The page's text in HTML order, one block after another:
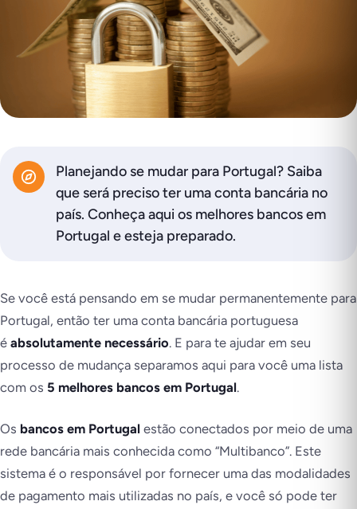
Planejando se mudar para Portugal? Saiba
que será preciso ter uma conta bancária no
país. Conheça aqui os melhores bancos em
Portugal e esteja preparado.
Se você está pensando em se mudar permanentemente para
Portugal, então ter uma conta bancária portuguesa
é absolutamente necessário. E para te ajudar em seu
processo de mudança separamos aqui para você uma lista
com os 5 melhores bancos em Portugal.
Os bancos em Portugal estão conectados por meio de uma
rede bancária mais conhecida como “Multibanco”. Este
sistema é o responsável por fornecer uma das modalidades
de pagamento mais utilizadas no país, e você só pode ter